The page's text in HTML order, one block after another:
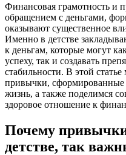
Финансовая грамотность и
обращением с деньгами,
оказывают существенное
Именно в детстве
к деньгам, которые могут
успеху, так и создавать
стабильности. В этой
привычки, сформированные
жизнь, а также поделимся
здоровое отношение к
Почему
детстве, так